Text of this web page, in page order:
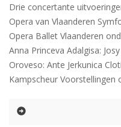
Drie concertante
Opera van Vlaanderen
Opera Ballet Vlaanderen
Anna Princeva Adalgisa:
Oroveso: Ante Jerkunica
Kampscheur Voorstellingen